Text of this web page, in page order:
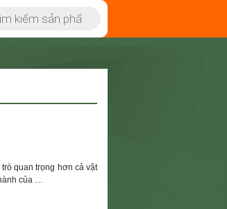
quan trọng hơn cả vật
của …